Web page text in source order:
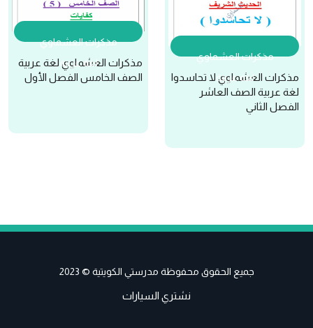
مذكرات العشماوي
لغة عربية
مذكرات العشماوي لا تحاسدوا
لغة عربية الصف العاشر
الفصل الثاني
مذكرات العشماوي
لغة عربية
مذكرات العشماوي لغة عربية
الصف الخامس الفصل الأول
جميع الحقوق محفوظة مدرستي الكويتية © 2023
نشتري السيارات